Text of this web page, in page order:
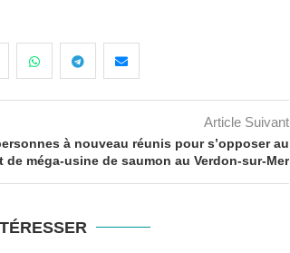
Article Suivant
à nouveau réunis pour s’opposer au
de méga-usine de saumon au Verdon-sur-Mer